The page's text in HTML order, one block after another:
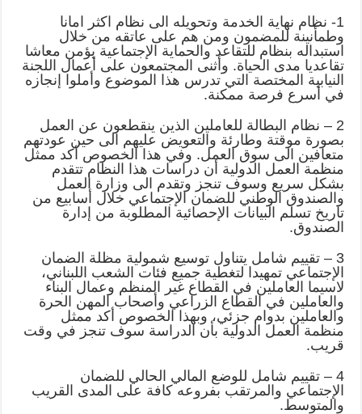
1- نظام نهاية الخدمة وتحويله الى نظام اكثر امانا
وطمأنينة للمضمون ومن هم على عاتقه من خلال
استبداله بنظام للتقاعد والحماية الإجتماعية يؤمن معاشا
تقاعديا مدى الحياة. وأثنى المجتمعون على أعمال اللجنة
النيابية المختصة التي تدرس هذا الموضوع وأملوا إنجازه
في أسرع فرصة ممكنة.
2 – نظام البطالة للعاملين الذين ينقطعون عن العمل
بصورة موقتة وطارئة والتعويض عليهم الى حين عودتهم
متعافين الى سوق العمل. وفي هذا الخصوص أكد ممثل
منظمة العمل الدولية أن دراسات هذا النظام تتقدم
بشكل سريع وسوف تنجز وتقدم الى وزارة العمل
والصندوق الوطني للضمان الإجتماعي خلال أسابيع من
تاريخ تسلم البيانات الإحصائية المطلوبة من إدارة
الصندوق.
3 – تقييم شامل يتناول توسيع شمولية مظلة الضمان
الإجتماعي تمهيدا لتغطية جميع فئات الشعب اللبناني،
لاسيما العاملين في القطاع غير المنظم وعمال البناء
والعاملين في القطاع الزراعي وأصحاب المهن الحرة
والعاملين بدوام جزئي، وبهذا الخصوص أكد ممثل
منظمة العمل الدولية بأن الدراسة سوف تنجز في وقت
قريب.
4 – تقييم شامل للوضع المالي الحالي للضمان
الإجتماعي والمرتقب بفروعه كافة على المدى القريب
والمتوسط.